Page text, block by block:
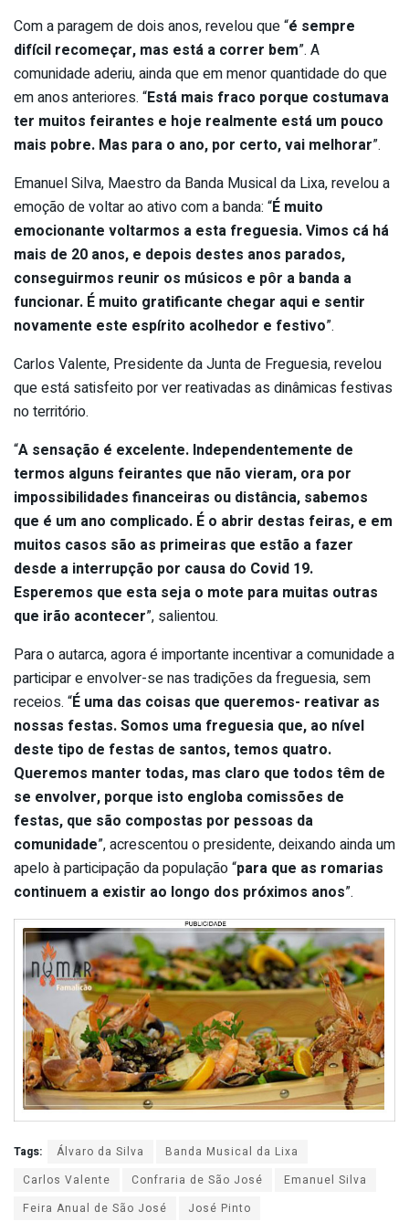
Com a paragem de dois anos, revelou que “é sempre
difícil recomeçar, mas está a correr bem”. A
comunidade aderiu, ainda que em menor quantidade do que
em anos anteriores. “Está mais fraco porque costumava
ter muitos feirantes e hoje realmente está um pouco
mais pobre. Mas para o ano, por certo, vai melhorar”.
Emanuel Silva, Maestro da Banda Musical da Lixa, revelou a
emoção de voltar ao ativo com a banda: “É muito
emocionante voltarmos a esta freguesia. Vimos cá há
mais de 20 anos, e depois destes anos parados,
conseguirmos reunir os músicos e pôr a banda a
funcionar. É muito gratificante chegar aqui e sentir
novamente este espírito acolhedor e festivo”.
Carlos Valente, Presidente da Junta de Freguesia, revelou
que está satisfeito por ver reativadas as dinâmicas festivas
no território.
“A sensação é excelente. Independentemente de
termos alguns feirantes que não vieram, ora por
impossibilidades financeiras ou distância, sabemos
que é um ano complicado. É o abrir destas feiras, e em
muitos casos são as primeiras que estão a fazer
desde a interrupção por causa do Covid 19.
Esperemos que esta seja o mote para muitas outras
que irão acontecer”, salientou.
Para o autarca, agora é importante incentivar a comunidade a
participar e envolver-se nas tradições da freguesia, sem
receios. “É uma das coisas que queremos- reativar as
nossas festas. Somos uma freguesia que, ao nível
deste tipo de festas de santos, temos quatro.
Queremos manter todas, mas claro que todos têm de
se envolver, porque isto engloba comissões de
festas, que são compostas por pessoas da
comunidade”, acrescentou o presidente, deixando ainda um
apelo à participação da população “para que as romarias
continuem a existir ao longo dos próximos anos”.
Tags: Álvaro da Silva
Banda Musical da Lixa
Carlos Valente
Confraria de São José
Emanuel Silva
Feira Anual de São José
José Pinto